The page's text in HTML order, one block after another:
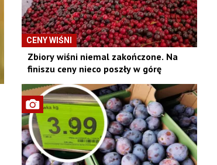
CENY WIŚNI
Zbiory wiśni niemal zakończone. Na
finiszu ceny nieco poszły w górę